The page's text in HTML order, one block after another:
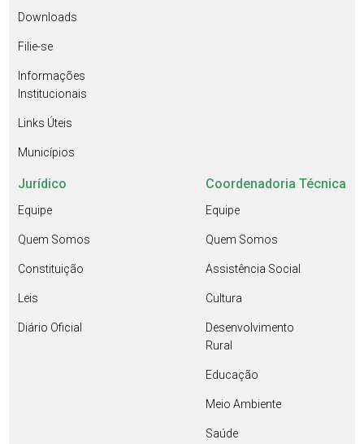
Downloads
Filie-se
Informações
Institucionais
Links Úteis
Municípios
Jurídico
Equipe
Quem Somos
Constituição
Leis
Diário Oficial
Coordenadoria Técnica
Equipe
Quem Somos
Assistência Social
Cultura
Desenvolvimento
Rural
Educação
Meio Ambiente
Saúde